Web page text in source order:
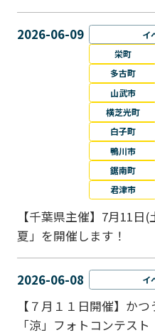
2026-06-09 イ
栄町
多古町
山武市
横芝光町
白子町
鴨川市
鋸南町
君津市
【千葉県主催】7月11
夏」を開催します！
2026-06-08 イ
【７月１１日開催】か
「涼」フォトコンテスト